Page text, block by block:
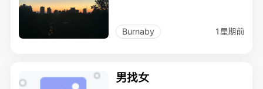
Burnaby 1星期前
男找女